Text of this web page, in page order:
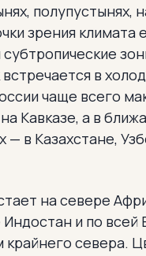
полупустынях,
зрения климата
в
чаще всего
Кавказе, а в
— в Казахстане,
на севере
и по всей
крайнего севера.